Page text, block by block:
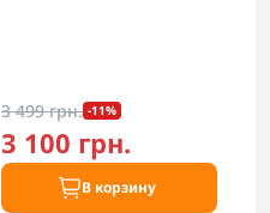
3 499 грн. -11%
3 100 грн.
В корзину